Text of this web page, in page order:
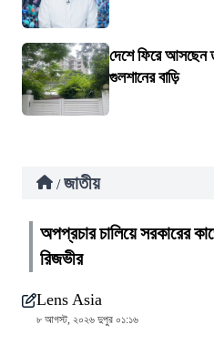
দেশে ফিরে আসছেন
গুলশানের বাড়ি
/ জাতীয়
অপপ্রচার চালিয়ে সরকারের
রিজভীর
Lens Asia
৮ আগস্ট, ২০২৬ দুপুর ০১:১৬